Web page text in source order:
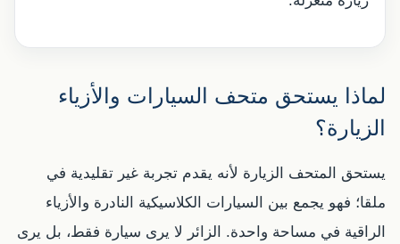
لماذا يستحق متحف السيارات والأزياء
الزيارة؟
يستحق المتحف الزيارة لأنه يقدم تجربة غير تقليدية في
ملقا؛ فهو يجمع بين السيارات الكلاسيكية النادرة والأزياء
الراقية في مساحة واحدة. الزائر لا يرى سيارة فقط، بل يرى